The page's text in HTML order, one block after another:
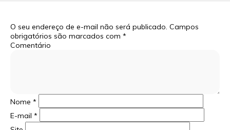
O seu endereço de e-mail não será publicado. Campos
obrigatórios são marcados com *
Comentário
Nome *
E-mail *